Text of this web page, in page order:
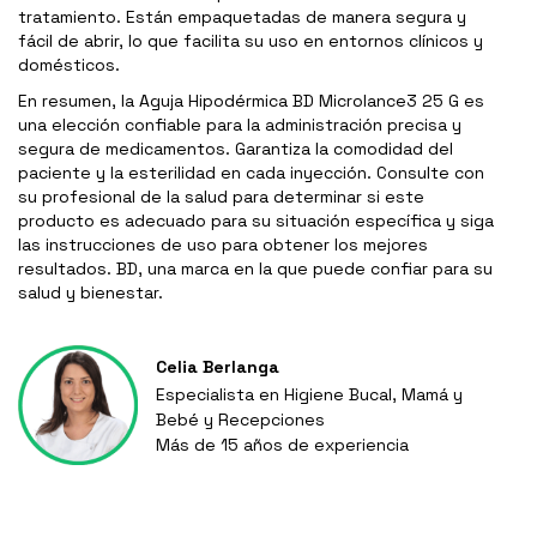
tratamiento. Están empaquetadas de manera segura y
fácil de abrir, lo que facilita su uso en entornos clínicos y
domésticos.
En resumen, la Aguja Hipodérmica BD Microlance3 25 G es
una elección confiable para la administración precisa y
segura de medicamentos. Garantiza la comodidad del
paciente y la esterilidad en cada inyección. Consulte con
su profesional de la salud para determinar si este
producto es adecuado para su situación específica y siga
las instrucciones de uso para obtener los mejores
resultados. BD, una marca en la que puede confiar para su
salud y bienestar.
Celia Berlanga
Especialista en Higiene Bucal, Mamá y
Bebé y Recepciones
Más de 15 años de experiencia